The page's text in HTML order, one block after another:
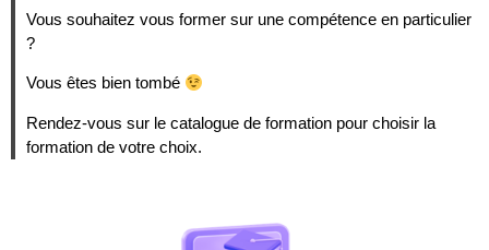
Vous souhaitez vous former sur une compétence en particulier
?
Vous êtes bien tombé
Rendez-vous sur le catalogue de formation pour choisir la
formation de votre choix.